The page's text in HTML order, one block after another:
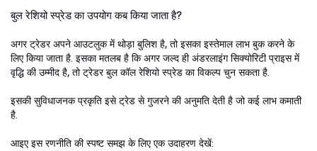
बुल रेशियो स्प्रेड का उपयोग कब किया जाता है?
अगर ट्रेडर अपने आउटलुक में थोड़ा बुलिश है, तो इसका इस्तेमाल लाभ बुक करने के
लिए किया जाता है. इसका मतलब है कि अगर जल्द ही अंडरलाइंग सिक्योरिटी प्राइस में
वृद्धि की उम्मीद है, तो ट्रेडर बुल कॉल रेशियो स्प्रेड का विकल्प चुन सकता है.
इसकी सुविधाजनक प्रकृति इसे ट्रेड से गुजरने की अनुमति देती है जो कई लाभ कमाती
है.
आइए इस रणनीति की स्पष्ट समझ के लिए एक उदाहरण देखें: